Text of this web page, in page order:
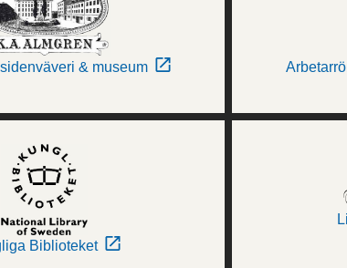
& museum
Biblioteket